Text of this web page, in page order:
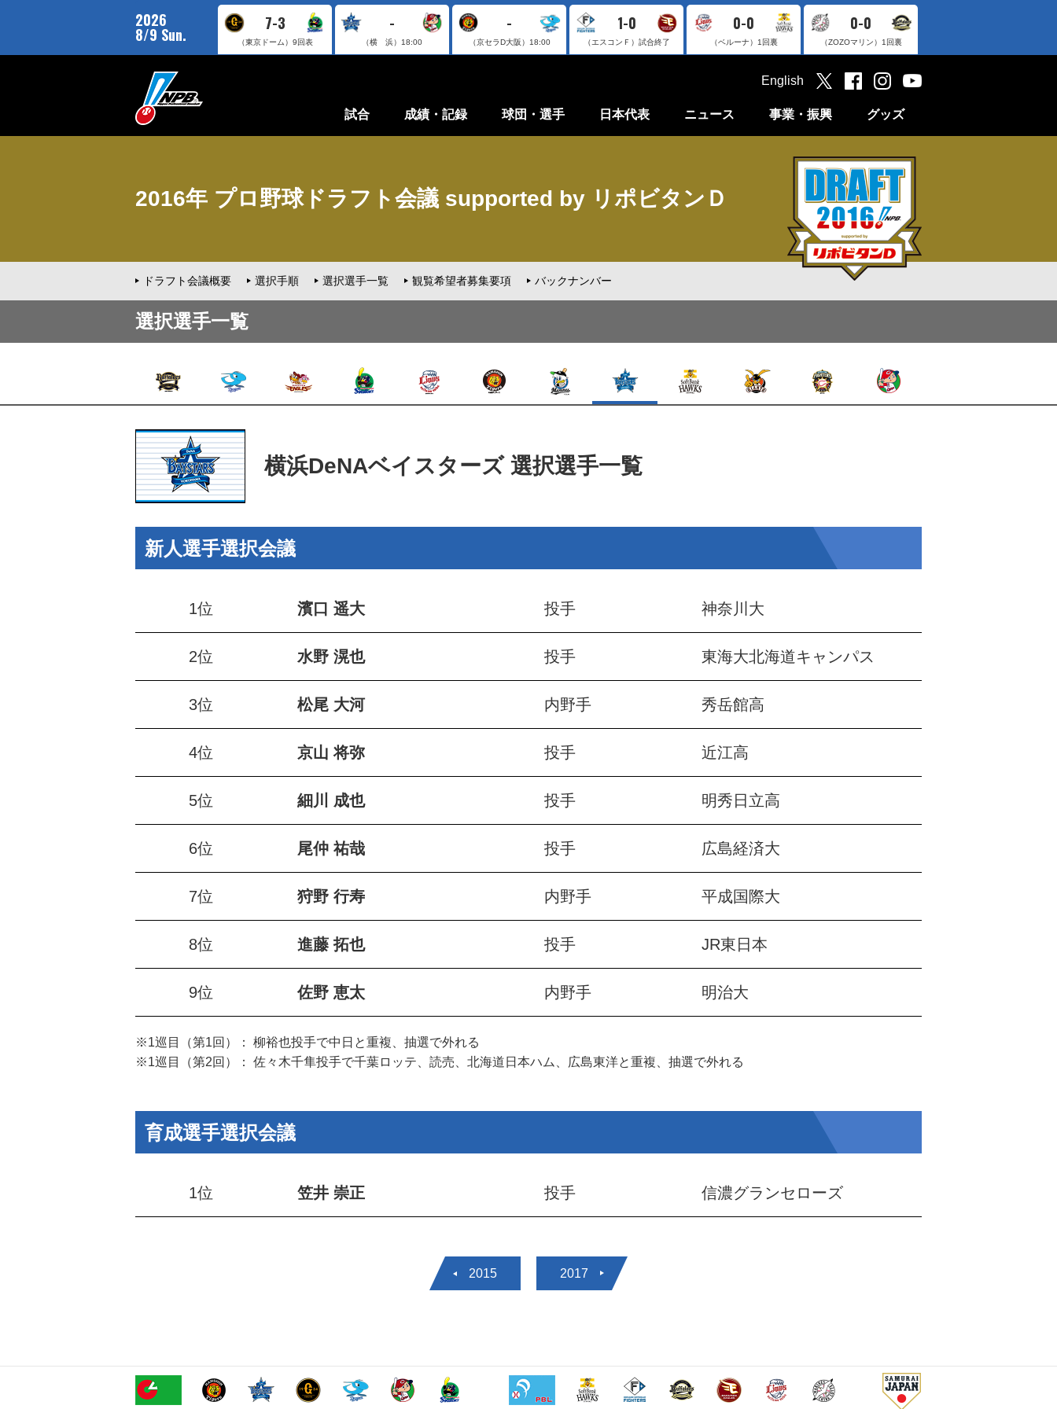
2026
8/9 Sun.
7-3
（東京ドーム） 9回表
-
（横 浜） 18:00
-
（京セラD大阪） 18:00
1-0
（エスコンＦ） 試合終了
0-0
（ベルーナ） 1回裏
0-0
（ZOZOマリン） 1回裏
試合 成績・記録 球団・選手 日本代表 ニュース 事業・振興 グッズ
English
2016年 プロ野球ドラフト会議 supported by リポビタンＤ
ドラフト会議概要 選択手順 選択選手一覧 観覧希望者募集要項 バックナンバー
選択選手一覧
横浜DeNAベイスターズ 選択選手一覧
新人選手選択会議
1位 濱口 遥大 投手 神奈川大
2位 水野 滉也 投手 東海大北海道キャンパス
3位 松尾 大河 内野手 秀岳館高
4位 京山 将弥 投手 近江高
5位 細川 成也 投手 明秀日立高
6位 尾仲 祐哉 投手 広島経済大
7位 狩野 行寿 内野手 平成国際大
8位 進藤 拓也 投手 JR東日本
9位 佐野 恵太 内野手 明治大
※1巡目（第1回）： 柳裕也投手で中日と重複、抽選で外れる
※1巡目（第2回）： 佐々木千隼投手で千葉ロッテ、読売、北海道日本ハム、広島東洋と重複、抽選で外れる
育成選手選択会議
1位 笠井 崇正 投手 信濃グランセローズ
2015 2017